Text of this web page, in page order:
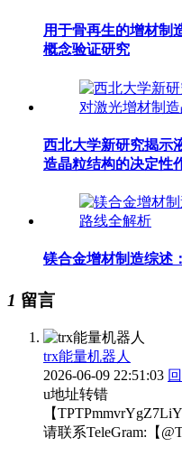
用于骨再生的增材制
概念验证研究
西北大学新研究揭示
造晶粒结构的决定性
镁合金增材制造综述
1 留言
trx能量机器人
2026-06-09 22:51:03
u地址转错
【
请联系TeleGram:【